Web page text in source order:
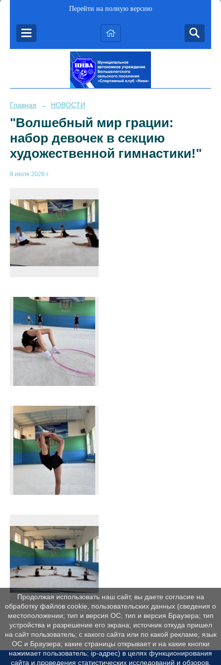
Перейти на полную версию
Главная → НОВОСТИ
"Волшебный мир грации:
набор девочек в секцию
художественной гимнастики!"
8 июля 2026 г.
Продолжая использовать наш сайт, вы даете согласие на
обработку файлов cookie, пользовательских данных (сведения о
местоположении; тип и версия ОС; тип и версия Браузера; тип
устройства и разрешение его экрана; источник откуда пришел
на сайт пользователь; с какого сайта или по какой рекламе; язык
ОС и Браузера; какие страницы открывает и на какие кнопки
нажимает пользователь; ip-адрес) в целях функционирования
сайта и проведения статистических исследований и обзоров.